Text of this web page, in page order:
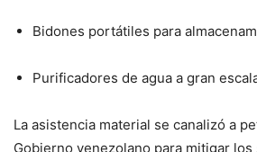
Bidones portátiles para
Purificadores de agua a gran
La asistencia material se canalizó a
Gobierno venezolano para mitigar